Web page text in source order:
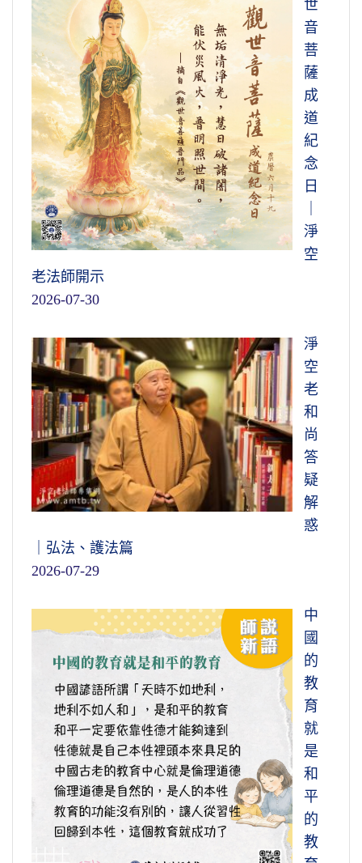
世
音
菩
薩
成
道
紀
念
日
淨
空
老法師開示
2026-07-30
淨
空
老
和
尚
答
疑
解
惑
｜弘法、護法篇
2026-07-29
中
國
的
教
育
就
是
和
平
的
教